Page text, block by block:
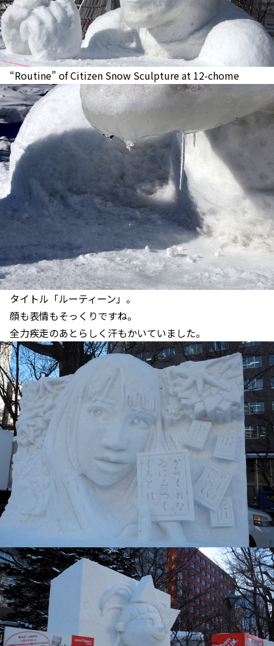
“Routine” of Citizen Snow Sculpture at 12-chome
タイトル「ルーティーン」。
顔も表情もそっくりですね。
全力疾走のあとらしく汗もかいていました。